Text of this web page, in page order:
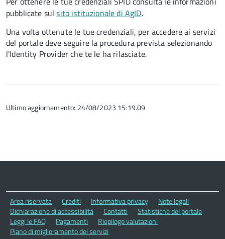
pubblicate sulsito istituzionale di AgID.
Una volta ottenute le tue credenziali, per accedere ai servizi
del portale deve seguire la procedura prevista selezionando
l'Identity Provider che te le ha rilasciate.
Ultimo aggiornamento: 24/08/2023 15:19.09
Area riservata Crediti Informativa privacy
Note legali
Dichiarazione di accessibilità
Contatti
Statistiche del portale
Leggi le FAQ
Pagamenti
Riepilogo valutazioni
Piano di miglioramento dei servizi